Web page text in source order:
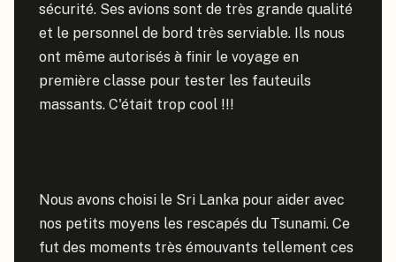
sécurité. Ses avions sont de très grande qualité
et le personnel de bord très serviable. Ils nous
ont même autorisés à finir le voyage en
première classe pour tester les fauteuils
massants. C'était trop cool !!!
Nous avons choisi le Sri Lanka pour aider avec
nos petits moyens les rescapés du Tsunami. Ce
fut des moments très émouvants tellement ces